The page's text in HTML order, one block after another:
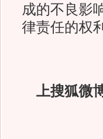
成的不良影
律责任的权
上搜狐微